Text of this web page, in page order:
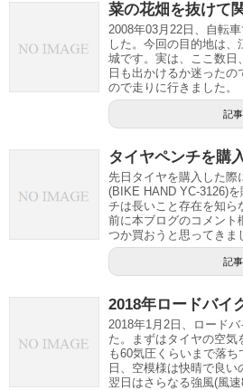
菜の花畑を抜けて
2008年03月22日、自転
した。今回の目的地は
城です。実は、ここ数日
日も出かけるか迷った
ので走りに行きました。
記
タイヤペンチを購
先日タイヤを購入した際
(BIKE HAND YC-3126)
チは長いこと存在を知ら
前に本ブログのコメント
つか買おうと思ってきま
記
2018年ロードバイ
2018年1月2日、ロード
た。まずはタイヤの空気
も60気圧くらいまで落
日、空模様は快晴で良い
翌日はさらなる強風(風